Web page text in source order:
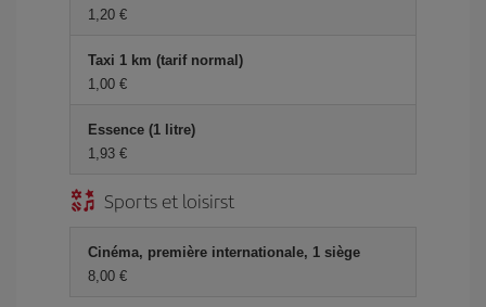
1,20 €
Taxi 1 km (tarif normal)
1,00 €
Essence (1 litre)
1,93 €
Sports et loisirst
Cinéma, première internationale, 1 siège
8,00 €